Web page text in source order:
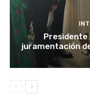
Presidente
juramentación